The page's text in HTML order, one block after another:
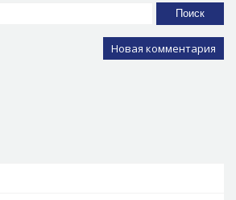
Поиск
Новая комментария